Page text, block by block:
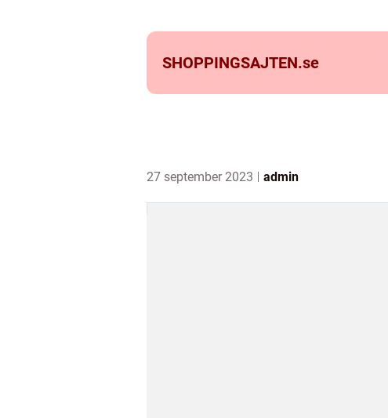
SHOPPINGSAJTEN.se
27 september 2023 admin